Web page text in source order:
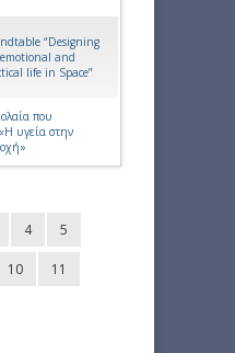
“Designing
and
life in Space”
που
υγεία στην
4 5
10 11